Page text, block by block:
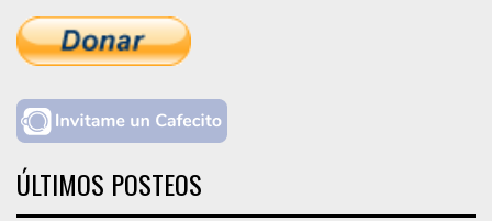
ÚLTIMOS POSTEOS